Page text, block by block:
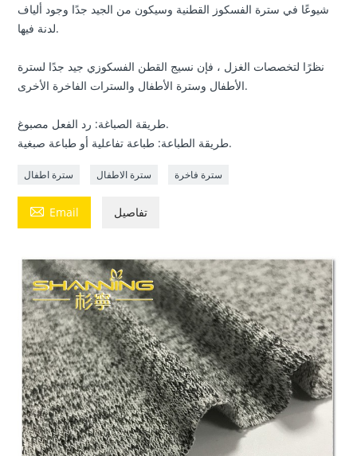
شيوعًا في سترة الفسكوز القطنية وسيكون من الجيد جدًا وجود ألياف
لدنة فيها.
نظرًا لتخصصات الغزل ، فإن نسيج القطن الفسكوزي جيد جدًا لسترة
الأطفال وسترة الأطفال والسترات الفاخرة الأخرى.
طريقة الصباغة: رد الفعل مصبوغ.
طريقة الطباعة: طباعة تفاعلية أو طباعة صبغية.
سترة اطفال سترة الاطفال سترة فاخرة
 Email تفاصيل